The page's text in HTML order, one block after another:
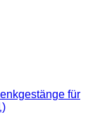
für